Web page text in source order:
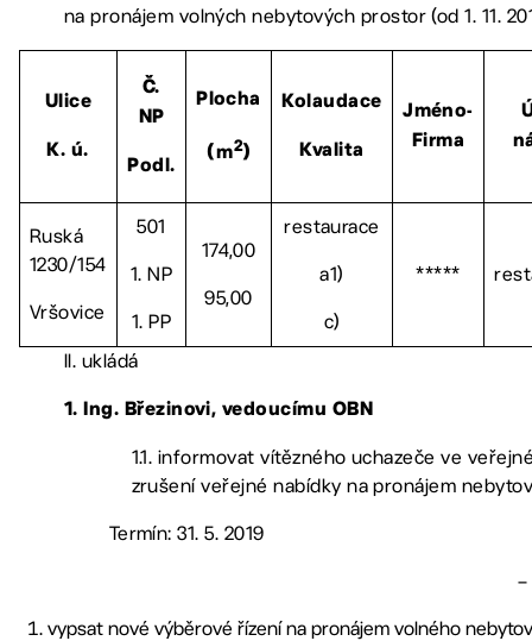
na pronájem volných nebytových prostor (od 1. 11.
Ulice
K. ú.
Č.
NP
Podl.
Plocha
(m2)
Kolaudace
Kvalita
Jméno-
Firma
Ruská
1230/154
Vršovice
501
1. NP
1. PP
174,00
95,00
restaurace
a1)
c)
*****
II. ukládá
1. Ing. Březinovi, vedoucímu OBN
1.1. informovat vítězného uchazeče ve
zrušení veřejné nabídky na pronájem
Termín: 31. 5. 2019
–
vypsat nové výběrové řízení na pronájem volného